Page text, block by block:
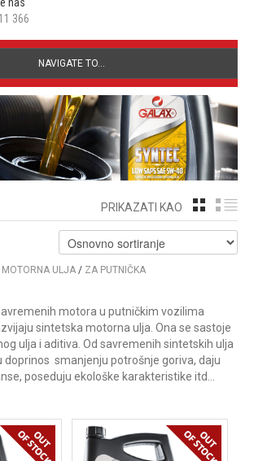
366
NAVIGATE TO...
PRIKAZATI KAO GRID
MOTORNA ULJA / ZA PUTNIČKA
motora u putničkim vozilima
sintetska motorna ulja. Ona se sastoje
ulja i aditiva. Od savremenih sintetskih ulja
doprinos smanjenju potrošnje goriva, daju
poseduju ekološke karakteristike itd…